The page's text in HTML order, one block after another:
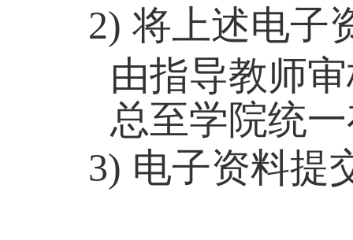
2) 将上述电子
由指导教师
总至学院统
3) 电子资料提